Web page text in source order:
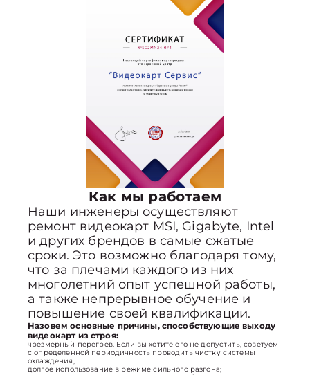
Как мы работаем
Наши инженеры осуществляют
ремонт видеокарт MSI, Gigabyte, Intel
и других брендов в самые сжатые
сроки. Это возможно благодаря тому,
что за плечами каждого из них
многолетний опыт успешной работы,
а также непрерывное обучение и
повышение своей квалификации.
Назовем основные причины, способствующие выходу
видеокарт из строя:
чрезмерный перегрев. Если вы хотите его не допустить, советуем
с определенной периодичность проводить чистку системы
охлаждения;
долгое использование в режиме сильного разгона;